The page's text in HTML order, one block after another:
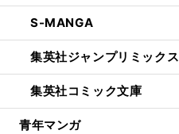
S-MANGA
集英社ジャンプリミックス
集英社コミック文庫
青年マンガ